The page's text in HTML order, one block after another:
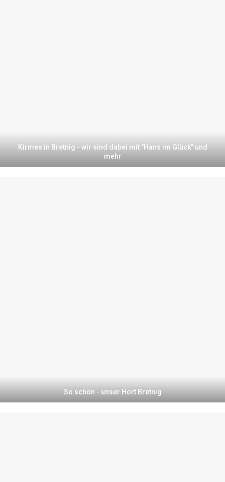
Kirmes in Bretnig - wir sind dabei mit "Hans im Glück" und
mehr
So schön - unser Hort Bretnig